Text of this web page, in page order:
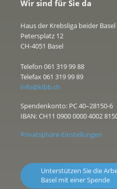
Wir sind für Sie da
Haus der Krebsliga beider Basel
Petersplatz 12
CH-4051 Basel
Telefon 061 319 99 88
Telefax 061 319 99 89
info@klbb.ch
Spendenkonto: PC 40–28150-6
IBAN: CH11 0900 0000 4002
Privatsphäre-Einstellungen
Unterstützen Sie die
Basel mit einer Spende